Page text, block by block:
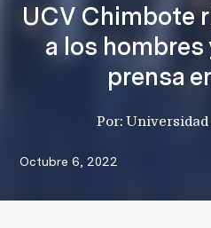
UCV Chimbote
a los hombres
prensa
Por:
Octubre 6, 2022